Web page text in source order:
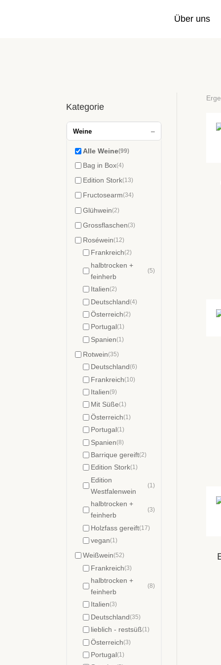
Über uns
Kategorie
Weine –
Alle Weine(99)
Bag in Box(4)
Edition Stork(13)
Fructosearm(34)
Glühwein(2)
Grossflaschen(3)
Roséwein(12)
Frankreich(2)
halbtrocken +
feinherb
(5)
Italien(2)
Deutschland(4)
Österreich(2)
Portugal(1)
Spanien(1)
Rotwein(35)
Deutschland(6)
Frankreich(10)
Italien(9)
Mit Süße(1)
Österreich(1)
Portugal(1)
Spanien(8)
Barrique gereift(2)
Edition Stork(1)
Edition
Westfalenwein
(1)
halbtrocken +
feinherb
(3)
Holzfass gereift(17)
vegan(1)
Weißwein(52)
Frankreich(3)
halbtrocken +
feinherb
(8)
Italien(3)
Deutschland(35)
lieblich - restsüß(1)
Österreich(3)
Portugal(1)